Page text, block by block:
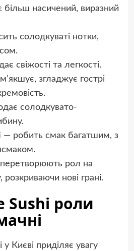
насичений, виразний
солодкуваті нотки,
свіжості та легкості.
згладжує гострі
солодкувато-
— робить смак багатшим, з
рол на
розкриваючи нові грані.
Sushi роли
Києві приділяє увагу